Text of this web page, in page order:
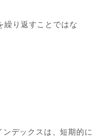
繰り返すことではな
デックスは、短期的に